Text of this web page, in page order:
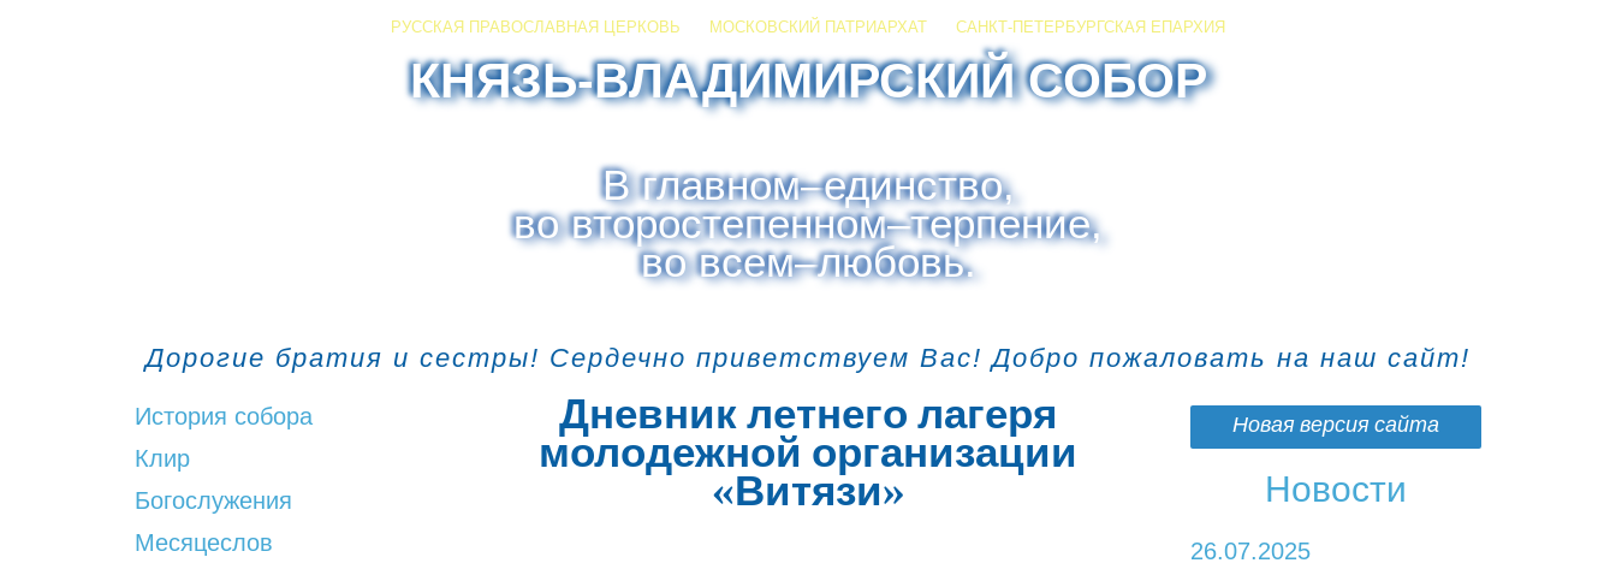
РУССКАЯ ПРАВОСЛАВНАЯ ЦЕРКОВЬ МОСКОВСКИЙ ПАТРИАРХАТ САНКТ-ПЕТЕРБУРГСКАЯ ЕПАРХИЯ
КНЯЗЬ-ВЛАДИМИРСКИЙ СОБОР
В главном–единство,
во второстепенном–терпение,
во всем–любовь.
Дорогие братия и сестры! Сердечно приветствуем Вас! Добро пожаловать на наш сайт!
История собора
Клир
Богослужения
Месяцеслов
Дневник летнего лагеря
молодежной организации
«Витязи»
Новая версия сайта
Новости
26.07.2025